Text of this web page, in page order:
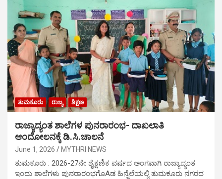
ತುಮಕೂರು ರಾಜ್ಯ ಶಿಕ್ಷಣ
ರಾಜ್ಯಾದ್ಯಂತ ಶಾಲೆಗಳ ಪುನರಾರಂಭ- ದಾಖಲಾತಿ
ಆಂದೋಲನಕ್ಕೆ ಡಿ.ಸಿ.ಚಾಲನೆ
June 1, 2026 MYTHRI NEWS
ತುಮಕೂರು : 2026-27ನೇ ಶೈಕ್ಷಣಿಕ ವರ್ಷದ ಅಂಗವಾಗಿ ರಾಜ್ಯಾದ್ಯಂತ
ಇಂದು ಶಾಲೆಗಳು ಪುನರಾರಂಭಗೊAಡ ಹಿನ್ನೆಲೆಯಲ್ಲಿ ತುಮಕೂರು ನಗರದ